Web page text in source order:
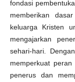
fondasi
memberikan
keluarga Kristen
mengajarkan
sehari-hari.
memperkuat
penerus dan